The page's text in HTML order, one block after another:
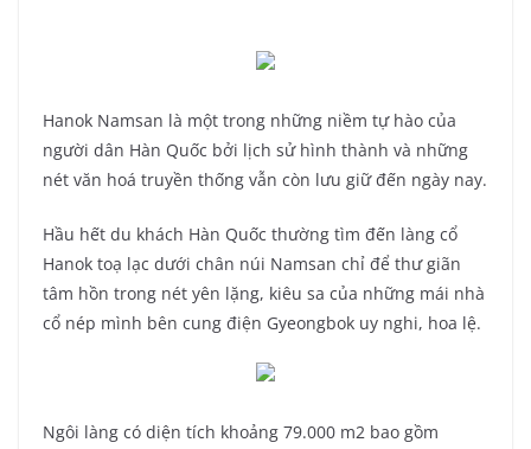
Hanok Namsan là một trong những niềm tự hào của
người dân Hàn Quốc bởi lịch sử hình thành và những
nét văn hoá truyền thống vẫn còn lưu giữ đến ngày nay.
Hầu hết du khách Hàn Quốc thường tìm đến làng cổ
Hanok toạ lạc dưới chân núi Namsan chỉ để thư giãn
tâm hồn trong nét yên lặng, kiêu sa của những mái nhà
cổ nép mình bên cung điện Gyeongbok uy nghi, hoa lệ.
Ngôi làng có diện tích khoảng 79.000 m2 bao gồm